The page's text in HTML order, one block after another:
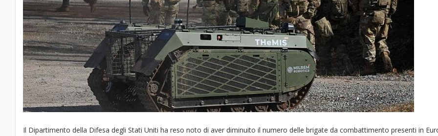
Il Dipartimento della Difesa degli Stati Uniti ha reso noto di aver diminuito il numero delle brigate da combattimento presenti in